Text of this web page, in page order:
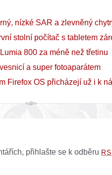
nízké SAR a zlevněný
stolní počítač s tabletem
800 za méně než třetinu
a super fotoaparátem
Firefox OS přicházejí už i k
přihlašte se k odběru